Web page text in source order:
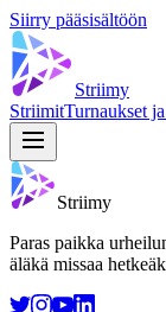
Siirry pääsisältöön
Striimy
StriimitTurnaukset
Striimy
Paras paikka
äläkä missaa